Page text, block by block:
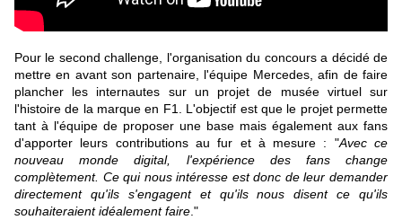
Pour le second challenge, l'organisation du concours a décidé de
mettre en avant son partenaire, l'équipe Mercedes, afin de faire
plancher les internautes sur un projet de musée virtuel sur
l'histoire de la marque en F1. L'objectif est que le projet permette
tant à l'équipe de proposer une base mais également aux fans
d'apporter leurs contributions au fur et à mesure : "Avec ce
nouveau monde digital, l'expérience des fans change
complètement. Ce qui nous intéresse est donc de leur demander
directement qu'ils s'engagent et qu'ils nous disent ce qu'ils
souhaiteraient idéalement faire ."